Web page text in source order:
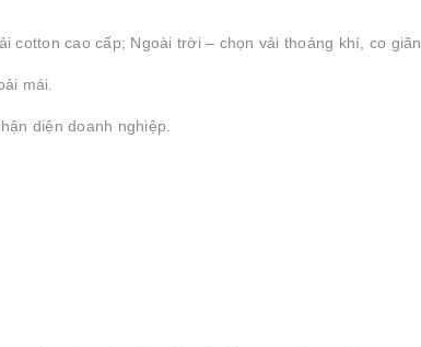
cotton cao cấp; Ngoài trời – chọn vải thoáng khí, co giãn.
mái.
diện doanh nghiệp.